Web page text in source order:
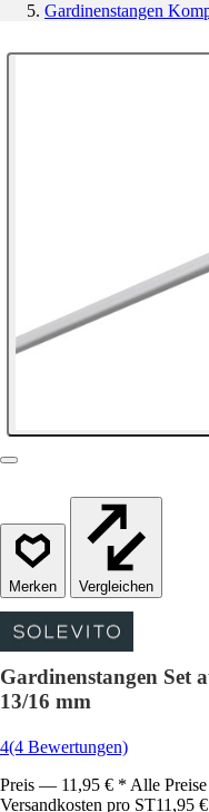
Gardinenstangen
Vergleichen
Gardinenstangen Set
13/16 mm
4(4 Bewertungen)
Preis — 11,95 € * Alle
Versandkosten pro ST11,95 €